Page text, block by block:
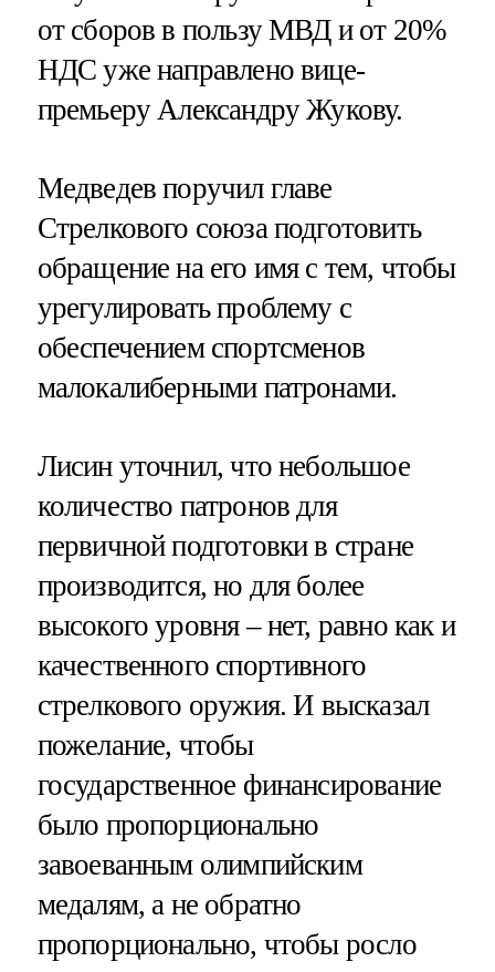
от сборов в пользу МВД и от 20%
НДС уже направлено вице-
премьеру Александру Жукову.
Медведев поручил главе
Стрелкового союза подготовить
обращение на его имя с тем, чтобы
урегулировать проблему с
обеспечением спортсменов
малокалиберными патронами.
Лисин уточнил, что небольшое
количество патронов для
первичной подготовки в стране
производится, но для более
высокого уровня – нет, равно как и
качественного спортивного
стрелкового оружия. И высказал
пожелание, чтобы
государственное финансирование
было пропорционально
завоеванным олимпийским
медалям, а не обратно
пропорционально, чтобы росло